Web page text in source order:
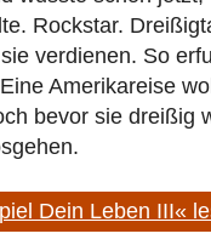
Rockstar.
verdienen. So
Amerikareise
bevor sie dreißig
Dein Leben III«